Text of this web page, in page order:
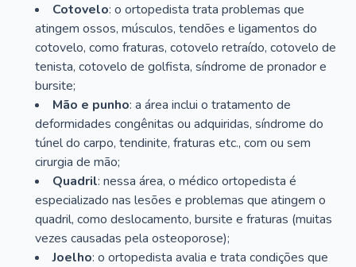
Cotovelo: o ortopedista trata problemas que
atingem ossos, músculos, tendões e ligamentos do
cotovelo, como fraturas, cotovelo retraído, cotovelo de
tenista, cotovelo de golfista, síndrome de pronador e
bursite;
Mão e punho: a área inclui o tratamento de
deformidades congênitas ou adquiridas, síndrome do
túnel do carpo, tendinite, fraturas etc., com ou sem
cirurgia de mão;
Quadril: nessa área, o médico ortopedista é
especializado nas lesões e problemas que atingem o
quadril, como deslocamento, bursite e fraturas (muitas
vezes causadas pela osteoporose);
Joelho: o ortopedista avalia e trata condições que